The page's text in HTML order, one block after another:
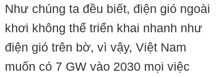
Như chúng ta đều biết, điện gió ngoài
khơi không thể triển khai nhanh như
điện gió trên bờ, vì vậy, Việt Nam
muốn có 7 GW vào 2030 mọi việc